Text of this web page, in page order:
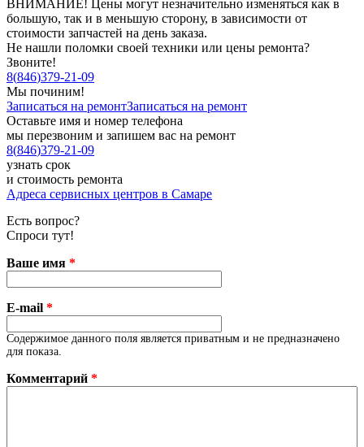
ВНИМАНИЕ! Цены могут незначительно изменяться как в
большую, так и в меньшую сторону, в зависимости от
стоимости запчастей на день заказа.
Не нашли поломки своей техники или цены ремонта?
Звоните!
8(846)379-21-09
Мы починим!
Записаться на ремонтЗаписаться на ремонт
Оставьте имя и номер телефона
мы перезвоним и запишем вас на ремонт
8(846)379-21-09
узнать срок
и стоимость ремонта
Адреса сервисных центров в Самаре
Есть вопрос?
Спроси тут!
Ваше имя *
E-mail *
Содержимое данного поля является приватным и не предназначено
для показа.
Комментарий *